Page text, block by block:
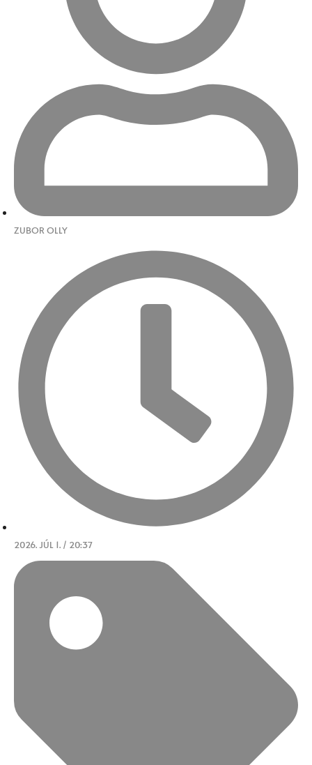
ZUBOR OLLY
2026. JÚL 1. / 20:37